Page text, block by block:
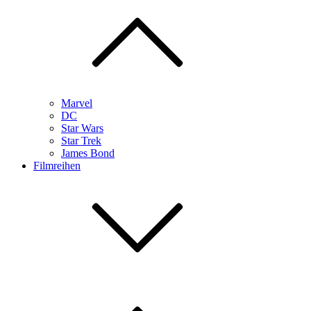
Marvel
DC
Star Wars
Star Trek
James Bond
Filmreihen